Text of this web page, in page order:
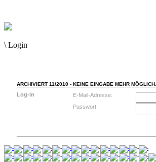
\ Login
ARCHIVIERT 11/2010 - KEINE EINGABE MEHR MÖGLICH.
Log-in
E-Mail-Adresse:
Passwort: